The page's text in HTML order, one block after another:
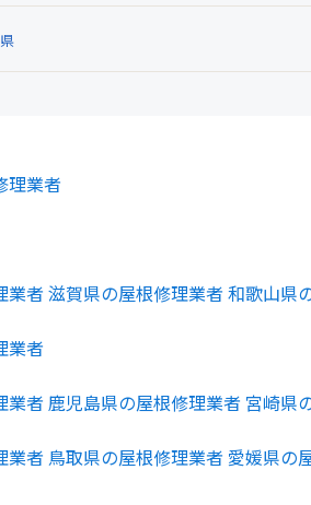
理業者
業者滋賀県の屋根修理業者和歌山県
業者
業者鹿児島県の屋根修理業者 宮崎県
業者 鳥取県の屋根修理業者 愛媛県の